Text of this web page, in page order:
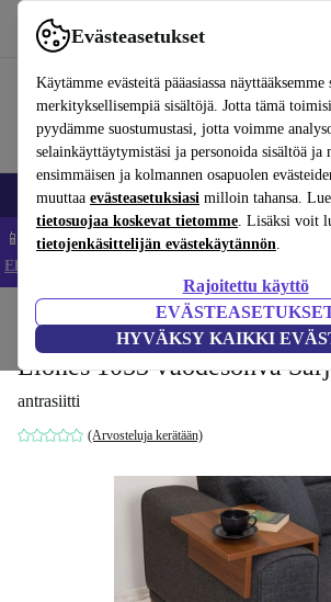
Evästeasetukset
Käytämme evästeitä pääasiassa näyttääksemme
merkityksellisempiä sisältöjä. Jotta tämä
pyydämme suostumustasi, jotta voimme
selainkäyttäytymistäsi ja personoida sisältöä ja
ensimmäisen ja kolmannen osapuolen
muuttaa evästeasetuksiasi milloin tahansa. Lue
tietosuojaa koskevat tietomme. Lisäksi voit
tietojenkäsittelijän evästekäytännön.
Rajoitettu käyttö
HYVÄKSY KAIKKI
Käytä refurbed-palvelua nopeasti ja helposti
Matkapuhelimet ja älypuhelimet Kannettavat
📱 Säästä 5 % LISÄÄ iPhoneista – Koodi:
Ehdot ja säännöt
Huonekalut
Liones 1053 vuodesohva
antrasiitti
(Arvosteluja kerätään)